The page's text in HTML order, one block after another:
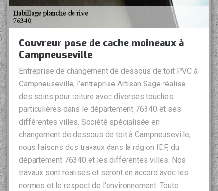
Couvreur pose de cache moineaux à
Campneuseville
Entreprise de changement de dessous de toit PVC à
Campneuseville, l’entreprise Artisan Sage réalise
des soins pour toiture avec diverses touches
particulières dans le département 76340 et ses
différentes villes. Société spécialisée en
changement de dessous de toit à Campneuseville,
nous faisons des travaux dans la région IDF, du
département 76340 et les différentes villes. Nos
travaux sont réalisés et seront en accord avec les
normes et le respect de l'environnement. Toute